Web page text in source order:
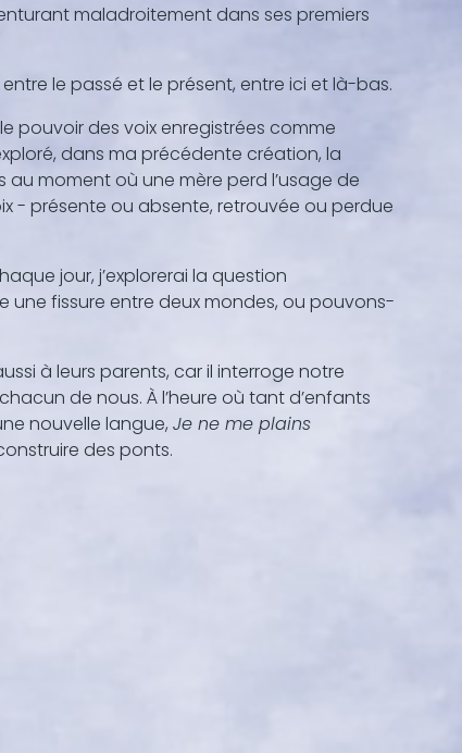
maladroitement dans ses premiers
le passé et le présent, entre ici et là-bas.
pouvoir des voix enregistrées comme
dans ma précédente création, la
moment où une mère perd l’usage de
- présente ou absente, retrouvée ou perdue
jour, j’explorerai la question
fissure entre deux mondes, ou pouvons-
à leurs parents, car il interroge notre
de nous. À l’heure où tant d’enfants
nouvelle langue, Je ne me plains
des ponts.